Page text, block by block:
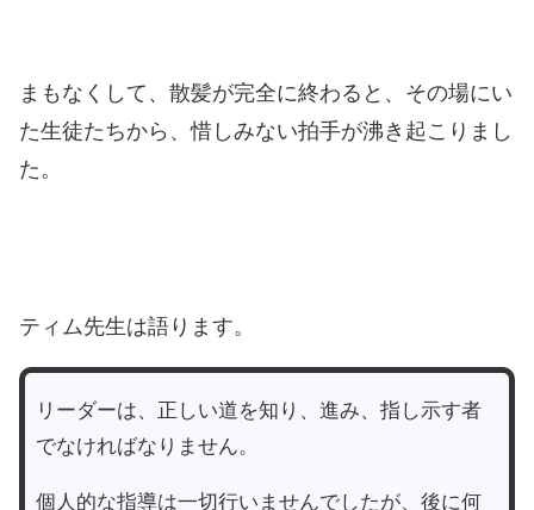
まもなくして、散髪が完全に終わると、その場にい
た生徒たちから、惜しみない拍手が沸き起こりまし
た。
ティム先生は語ります。
リーダーは、正しい道を知り、進み、指し示す者
でなければなりません。
個人的な指導は一切行いませんでしたが、後に何